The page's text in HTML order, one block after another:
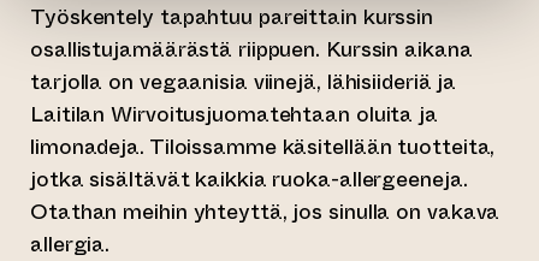
Työskentely tapahtuu pareittain kurssin
osallistujamäärästä riippuen. Kurssin aikana
tarjolla on vegaanisia viinejä, lähisiideriä ja
Laitilan Wirvoitusjuomatehtaan oluita ja
limonadeja. Tiloissamme käsitellään tuotteita,
jotka sisältävät kaikkia ruoka-allergeeneja.
Otathan meihin yhteyttä, jos sinulla on vakava
allergia.